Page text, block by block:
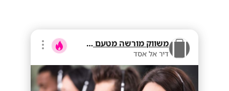
משווק מורשה מטעם בזק
דיר אל אסד